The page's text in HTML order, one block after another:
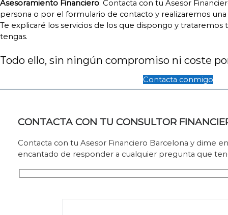
Asesoramiento Financiero. Contacta con tu Asesor
persona o por el formulario de contacto y realizaremos
Te explicaré los servicios de los que dispongo y trataremos
tengas.
Todo ello, sin ningún compromiso ni coste
Contacta conmigo
CONTACTA CON TU CONSULTOR
Contacta con tu Asesor Financiero Barcelona y dime
encantado de responder a cualquier pregunta que